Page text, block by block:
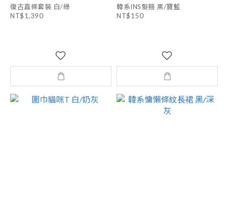
復古直條套裝 白/綠
NT$1,390
韓系INS髮箍 黑/寶藍
NT$150